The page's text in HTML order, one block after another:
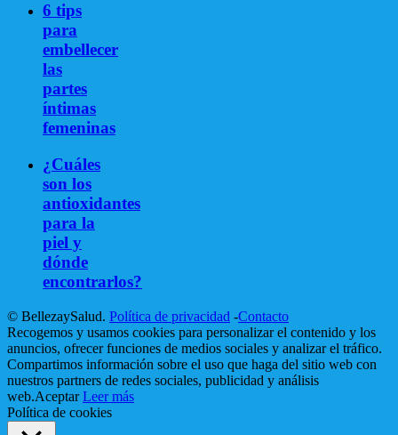
6 tips
para
embellecer
las
partes
íntimas
femeninas
¿Cuáles
son los
antioxidantes
para la
piel y
dónde
encontrarlos?
© BellezaySalud. Política de privacidad -Contacto
Recogemos y usamos cookies para personalizar el contenido y los
anuncios, ofrecer funciones de medios sociales y analizar el tráfico.
Compartimos información sobre el uso que haga del sitio web con
nuestros partners de redes sociales, publicidad y análisis
web.Aceptar Leer más
Política de cookies